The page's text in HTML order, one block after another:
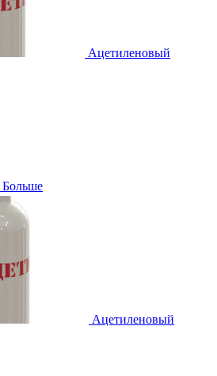
Ацетиленовый
Больше
Ацетиленовый